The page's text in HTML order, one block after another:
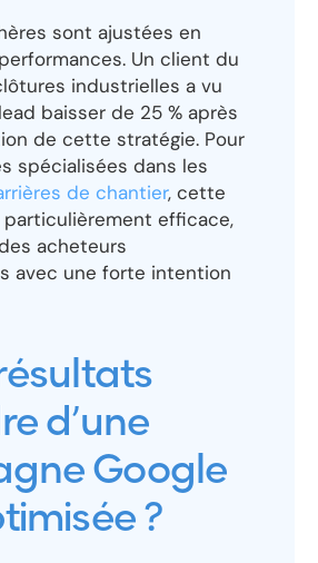
sont ajustées en
Un client du
industrielles a vu
baisser de 25 % après
de cette stratégie. Pour
spécialisées dans les
de chantier, cette
efficace,
acheteurs
avec une forte intention
d’une
Google
?